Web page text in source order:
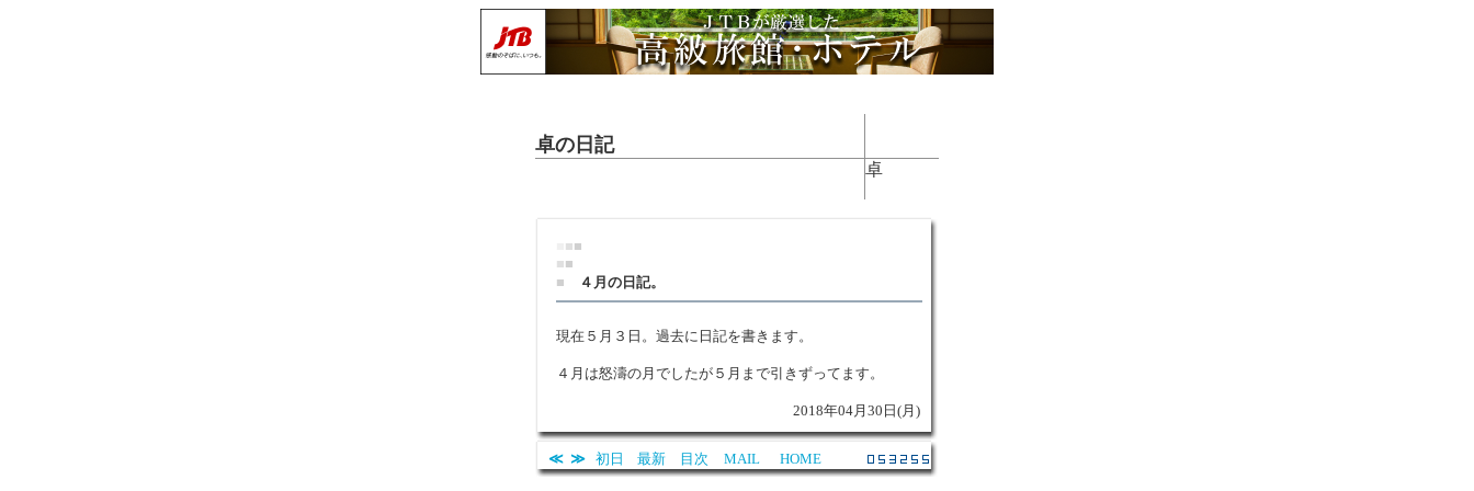
卓の日記
卓
■■
■■
■
４月の日記。
現在５月３日。過去に日記を書きます。
４月は怒濤の月でしたが５月まで引きずってます。
2018年04月30日(月)
≪ ≫ 初日 最新 目次 MAIL HOME